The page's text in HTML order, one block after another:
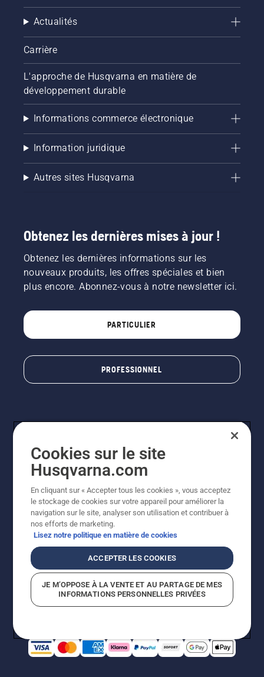
Actualités
Carrière
L'approche de Husqvarna en matière de
développement durable
Informations commerce électronique
Information juridique
Autres sites Husqvarna
Obtenez les dernières mises à jour !
Obtenez les dernières informations sur les
nouveaux produits, les offres spéciales et bien
plus encore. Abonnez-vous à notre newsletter ici.
PARTICULIER
PROFESSIONNEL
© Husqvarna AB (publ). Tous droits réservés. Les prix
indiqués sont à titre indicatif de Husqvarna Schweiz AG
aux revendeurs participants, prix en CHF, TVA 8,1 % et
TAR incluses. Sous réserve de modification. Tous les
prix indiqués sont des prix de vente recommandés (TVA
incluse), sauf si le produit est disponible pour un achat
Politique relative aux cookiesConditions d'utilisation
Avis de confidentialitéImpressionCGVL Shop en ligne
Signalement de violations présumées
Cookies sur le site
Husqvarna.com
En cliquant sur « Accepter tous les cookies », vous acceptez
le stockage de cookies sur votre appareil pour améliorer la
navigation sur le site, analyser son utilisation et contribuer à
nos efforts de marketing.
Lisez notre politique en matière de cookies
ACCEPTER LES COOKIES
JE M’OPPOSE À LA VENTE ET AU PARTAGE DE MES
INFORMATIONS PERSONNELLES PRIVÉES